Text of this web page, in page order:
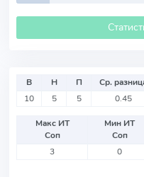
В Н П Ср.
10
5 5 0.45
Макс ИТ
Соп
Мин ИТ
Соп
3
0